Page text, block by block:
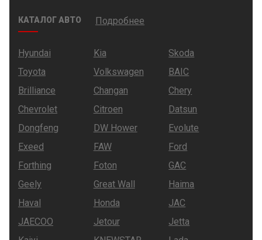
КАТАЛОГ АВТО Подробнее
Hyundai Kia
Skoda
Toyota
Volkswagen
BAIC
Brilliance
Changan
Chery
Chevrolet
Citroen
Datsun
Dongfeng
DW Hower
Evolute
Exeed
FAW
Ford
Forthing
Foton
GAC
Geely
Great Wall
Haima
Haval
Honda
JAC
JAECOO
Jetour
Jetta